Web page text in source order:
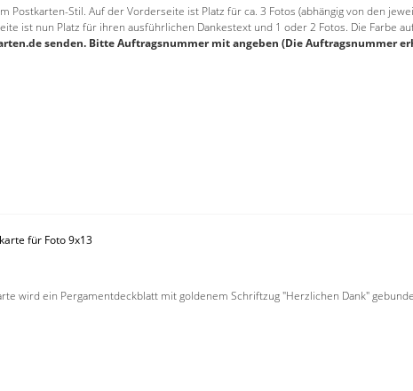
Stil. Auf der Vorderseite ist Platz für ca. 3 Fotos (abhängig von den
ist nun Platz für ihren ausführlichen Dankestext und 1 oder 2 Fotos. Die Farbe
senden. Bitte Auftragsnummer mit angeben (Die Auftragsnummer
wird ein Pergamentdeckblatt mit goldenem Schriftzug "Herzlichen Dank"